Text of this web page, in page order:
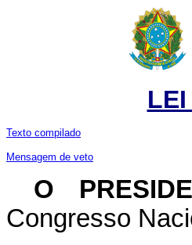
Texto compilado
Mensagem de veto
O
Congresso